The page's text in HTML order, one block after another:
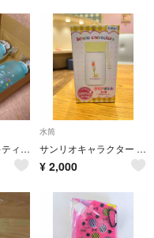
サンリオ ハローキティ 当りくじ ウォーターボトル 2本セット
水筒
サンリオキャラクター カラーチューリップ カラーボトル ポムポムプリン
¥ 2,000